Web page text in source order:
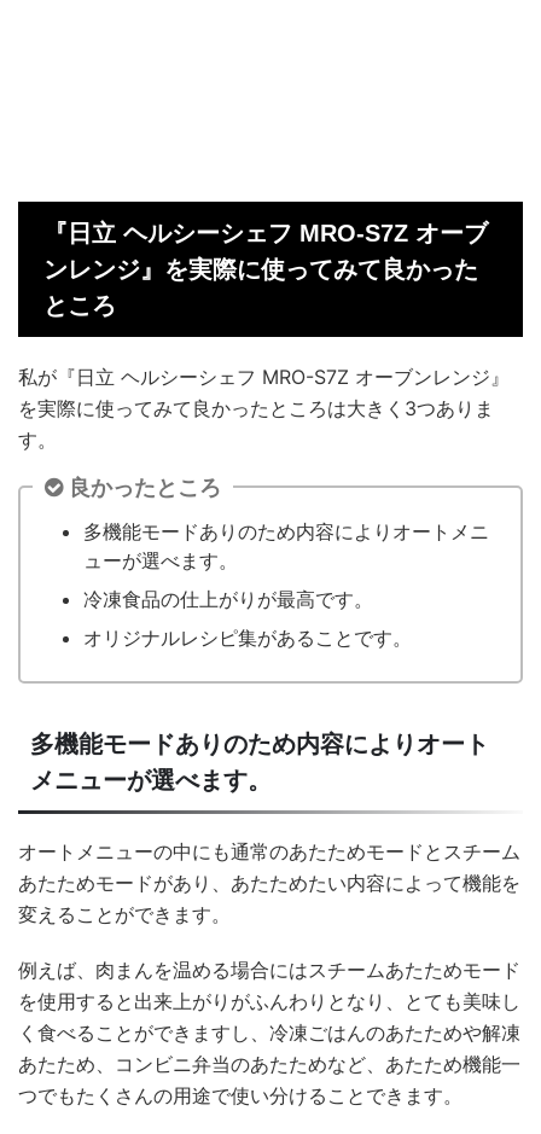
『日立 ヘルシーシェフ MRO-S7Z オーブ
ンレンジ』を実際に使ってみて良かった
ところ
私が『日立 ヘルシーシェフ MRO-S7Z オーブンレンジ』
を実際に使ってみて良かったところは大きく3つありま
す。
良かったところ
多機能モードありのため内容によりオートメニ
ューが選べます。
冷凍食品の仕上がりが最高です。
オリジナルレシピ集があることです。
多機能モードありのため内容によりオート
メニューが選べます。
オートメニューの中にも通常のあたためモードとスチーム
あたためモードがあり、あたためたい内容によって機能を
変えることができます。
例えば、肉まんを温める場合にはスチームあたためモード
を使用すると出来上がりがふんわりとなり、とても美味し
く食べることができますし、冷凍ごはんのあたためや解凍
あたため、コンビニ弁当のあたためなど、あたため機能一
つでもたくさんの用途で使い分けることできます。